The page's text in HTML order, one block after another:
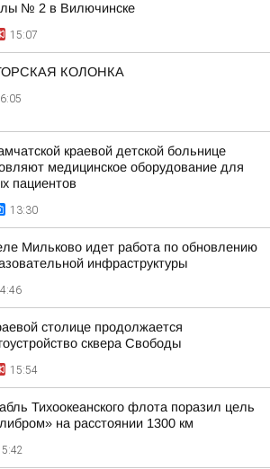
№ 2 в Вилючинске
15:07
КОЛОНКА
краевой детской больнице
медицинское оборудование для
пациентов
13:30
Мильково идет работа по обновлению
инфраструктуры
столице продолжается
сквера Свободы
15:54
Тихоокеанского флота поразил цель
на расстоянии 1300 км